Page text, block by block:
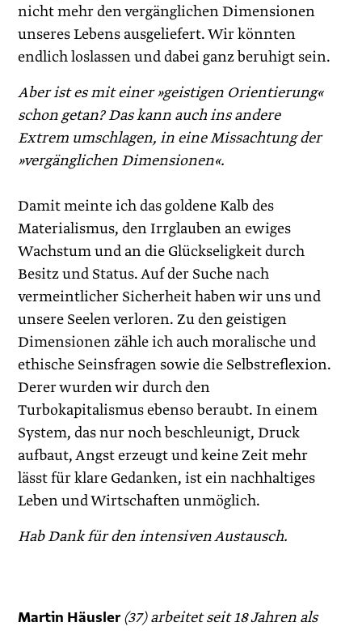
nicht mehr den vergänglichen Dimensionen
unseres Lebens ausgeliefert. Wir könnten
endlich loslassen und dabei ganz beruhigt sein.
Aber ist es mit einer »geistigen Orientierung«
schon getan? Das kann auch ins andere
Extrem umschlagen, in eine Missachtung der
»vergänglichen Dimensionen«.
Damit meinte ich das goldene Kalb des
Materialismus, den Irrglauben an ewiges
Wachstum und an die Glückseligkeit durch
Besitz und Status. Auf der Suche nach
vermeintlicher Sicherheit haben wir uns und
unsere Seelen verloren. Zu den geistigen
Dimensionen zähle ich auch moralische und
ethische Seinsfragen sowie die Selbstreflexion.
Derer wurden wir durch den
Turbokapitalismus ebenso beraubt. In einem
System, das nur noch beschleunigt, Druck
aufbaut, Angst erzeugt und keine Zeit mehr
lässt für klare Gedanken, ist ein nachhaltiges
Leben und Wirtschaften unmöglich.
Hab Dank für den intensiven Austausch.
Martin Häusler(37) arbeitet seit 18 Jahren als